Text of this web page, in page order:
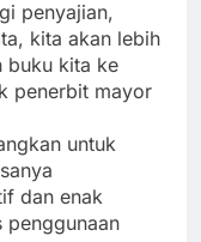
penyajian,
kita akan lebih
buku kita ke
penerbit mayor
untuk
dan enak
penggunaan